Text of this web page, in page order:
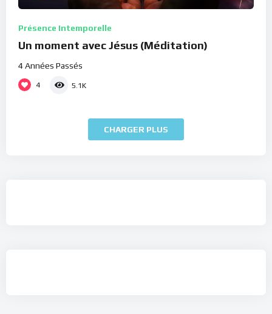
Présence Intemporelle
Un moment avec Jésus (Méditation)
4 Années Passés
4 5.1K
CHARGER PLUS